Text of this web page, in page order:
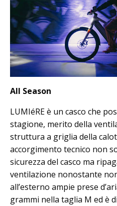
All Season
LUMIéRE è un casco che
stagione, merito della
struttura a griglia della
accorgimento tecnico non
sicurezza del casco ma
ventilazione nonostante
all’esterno ampie prese
grammi nella taglia M ed è